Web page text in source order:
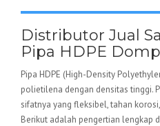
Distributor Jual
Pipa HDPE
Pipa HDPE (High-Density
polietilena dengan densitas tinggi.
sifatnya yang fleksibel, tahan
Berikut adalah pengertian lengkap